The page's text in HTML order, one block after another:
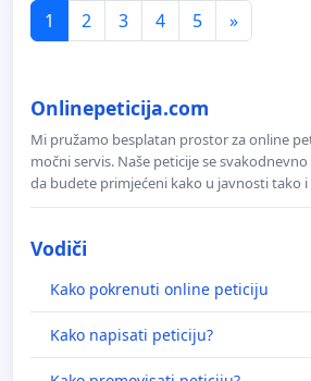
1 2 3 4 5 »
Onlinepeticija.com
Mi pružamo besplatan prostor za online
močni servis. Naše peticije se
da budete primjećeni kako u javnosti tako
Vodiči
Kako pokrenuti online peticiju
Kako napisati peticiju?